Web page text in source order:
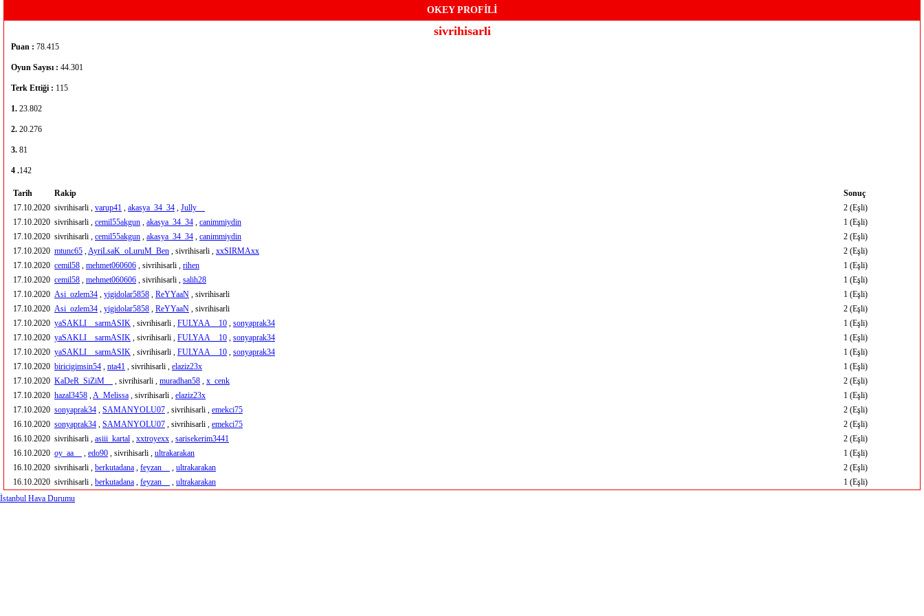
OKEY PROFİLİ
sivrihisarli
Puan : 78.415
Oyun Sayısı : 44.301
Terk Ettiği : 115
1. 23.802
2. 20.276
3. 81
4 .142
Tarih Rakip
Sonuç
17.10.2020 sivrihisarli , varup41 , akasya_34_34 , Jully__
2 (Eşli)
17.10.2020 sivrihisarli , cemil55akgun , akasya_34_34 , canimmiydin
1 (Eşli)
17.10.2020 sivrihisarli , cemil55akgun , akasya_34_34 , canimmiydin
2 (Eşli)
17.10.2020 mtunc65 ,AyriLsaK_oLuruM_Ben , sivrihisarli , xxSIRMAxx
2 (Eşli)
17.10.2020 cemil58 , mehmet060606 , sivrihisarli , rihen
1 (Eşli)
17.10.2020 cemil58 , mehmet060606 , sivrihisarli , salih28
1 (Eşli)
17.10.2020 Asi_ozlem34 , yigidolar5858 , ReYYaaN , sivrihisarli
1 (Eşli)
17.10.2020 Asi_ozlem34 , yigidolar5858 , ReYYaaN , sivrihisarli
2 (Eşli)
17.10.2020 yaSAKLI__sarmASIK , sivrihisarli , FULYAA__10 , sonyaprak34
1 (Eşli)
17.10.2020 yaSAKLI__sarmASIK , sivrihisarli , FULYAA__10 , sonyaprak34
1 (Eşli)
17.10.2020 yaSAKLI__sarmASIK , sivrihisarli , FULYAA__10 , sonyaprak34
1 (Eşli)
17.10.2020 biricigimsin54 , nta41 , sivrihisarli , elaziz23x
1 (Eşli)
17.10.2020 KaDeR_SiZiM__ , sivrihisarli , muradhan58 , x_cenk
2 (Eşli)
17.10.2020 hazal3458 ,A_Melissa , sivrihisarli , elaziz23x
1 (Eşli)
17.10.2020 sonyaprak34 , SAMANYOLU07 , sivrihisarli , emekci75
2 (Eşli)
16.10.2020 sonyaprak34 , SAMANYOLU07 , sivrihisarli , emekci75
2 (Eşli)
16.10.2020 sivrihisarli , asiii_kartal , xxtroyexx , sarisekerim3441
2 (Eşli)
16.10.2020 oy_aa__ , edo90 , sivrihisarli , ultrakarakan
1 (Eşli)
16.10.2020 sivrihisarli , berkutadana , feyzan__ , ultrakarakan
2 (Eşli)
16.10.2020 sivrihisarli , berkutadana , feyzan__ , ultrakarakan
1 (Eşli)
İstanbul Hava Durumu